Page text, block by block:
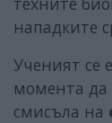
нападките
Ученият се
момента да
смисъла на